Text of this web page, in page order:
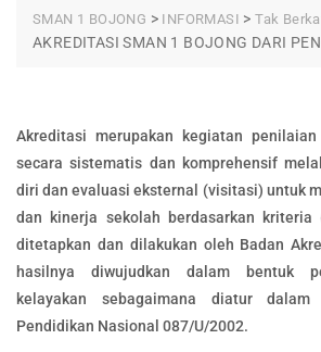
SMAN 1 BOJONG > INFORMASI >Tak
AKREDITASI SMAN 1 BOJONG DARI
Akreditasi merupakan kegiatan
secara sistematis dan komprehensif
diri dan evaluasi eksternal (visitasi) untuk
dan kinerja sekolah berdasarkan kriteria
ditetapkan dan dilakukan oleh Badan
hasilnya diwujudkan dalam bentuk
kelayakan sebagaimana diatur dalam
Pendidikan Nasional 087/U/2002.